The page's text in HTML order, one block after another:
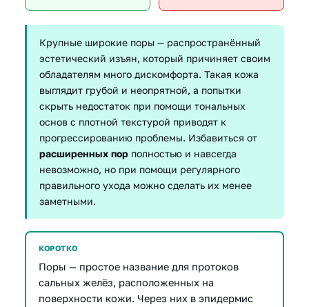
Крупные широкие поры — распространённый
эстетический изъян, который причиняет своим
обладателям много дискомфорта. Такая кожа
выглядит грубой и неопрятной, а попытки
скрыть недостаток при помощи тональных
основ с плотной текстурой приводят к
прогрессированию проблемы. Избавиться от
расширенных пор полностью и навсегда
невозможно, но при помощи регулярного
правильного ухода можно сделать их менее
заметными.
КОРОТКО
Поры — простое название для протоков
сальных желёз, расположенных на
поверхности кожи. Через них в эпидермис